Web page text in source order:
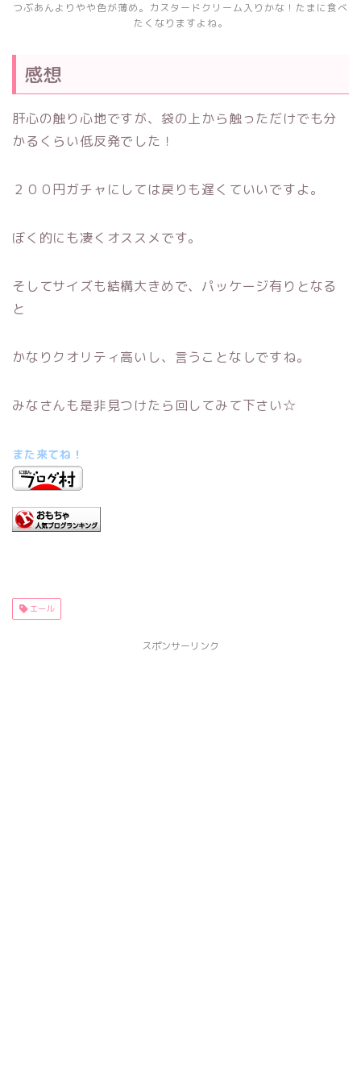
つぶあんよりやや色が薄め。カスタードクリーム入りかな！たまに食べ
たくなりますよね。
感想
肝心の触り心地ですが、袋の上から触っただけでも分
かるくらい低反発でした！
２００円ガチャにしては戻りも遅くていいですよ。
ぼく的にも凄くオススメです。
そしてサイズも結構大きめで、パッケージ有りとなる
と
かなりクオリティ高いし、言うことなしですね。
みなさんも是非見つけたら回してみて下さい☆
また来てね！
エール
スポンサーリンク